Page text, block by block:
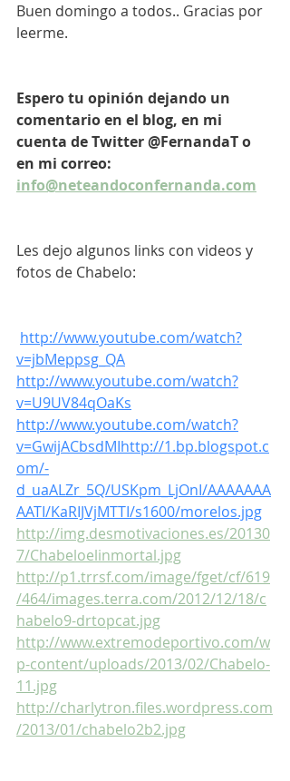
Buen domingo a todos.. Gracias por
leerme.
Espero tu opinión dejando un
comentario en el blog, en mi
cuenta de Twitter @FernandaT o
en mi correo:
info@neteandoconfernanda.com
Les dejo algunos links con videos y
fotos de Chabelo:
http://www.youtube.com/watch?
v=jbMeppsg_QA
http://www.youtube.com/watch?
v=U9UV84qOaKs
http://www.youtube.com/watch?
v=GwijACbsdMIhttp://1.bp.blogspot.c
om/-
d_uaALZr_5Q/USKpm_LjOnI/AAAAAAA
AATI/KaRIJVjMTTI/s1600/morelos.jpg
http://img.desmotivaciones.es/20130
7/Chabeloelinmortal.jpg
http://p1.trrsf.com/image/fget/cf/619
/464/images.terra.com/2012/12/18/c
habelo9-drtopcat.jpg
http://www.extremodeportivo.com/w
p-content/uploads/2013/02/Chabelo-
11.jpg
http://charlytron.files.wordpress.com
/2013/01/chabelo2b2.jpg